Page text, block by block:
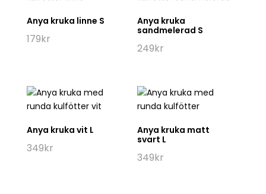
Anya kruka linne S
179kr
Anya kruka
sandmelerad S
249kr
Anya kruka vit L
349kr
Anya kruka matt
svart L
349kr